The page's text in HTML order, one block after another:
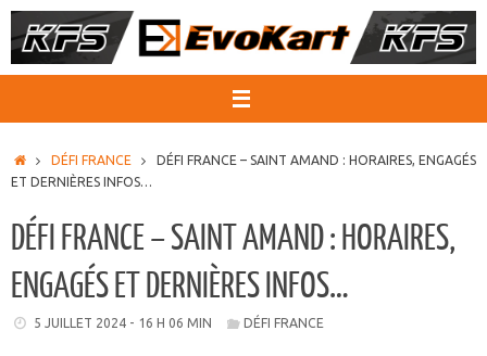
Passer
au
ACCUEIL
DÉFI FRANCE
DÉFI FRANCE – SAINT AMAND : HORAIRES, ENGAGÉS
ET DERNIÈRES INFOS…
DÉFI FRANCE – SAINT AMAND : HORAIRES,
ENGAGÉS ET DERNIÈRES INFOS…
5 JUILLET 2024 - 16 H 06 MIN DÉFI FRANCE